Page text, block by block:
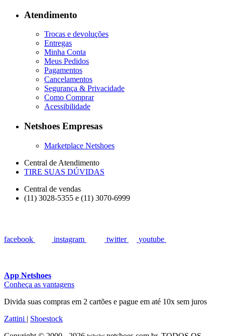
Atendimento
Trocas e devoluções
Entregas
Minha Conta
Meus Pedidos
Pagamentos
Cancelamentos
Segurança & Privacidade
Como Comprar
Acessibilidade
Netshoes Empresas
Marketplace Netshoes
Central de Atendimento
TIRE SUAS DÚVIDAS
Central de vendas
(11) 3028-5355 e (11) 3070-6999
facebook instagram twitter youtube
App Netshoes
Conheça as vantagens
Divida suas compras em 2 cartões e pague em até 10x sem juros
Zattini | Shoestock